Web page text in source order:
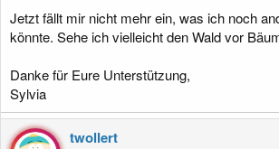
Jetzt fällt mir nicht mehr ein, was ich noch
könnte. Sehe ich vielleicht den Wald vor
Danke für Eure Unterstützung,
Sylvia
twollert